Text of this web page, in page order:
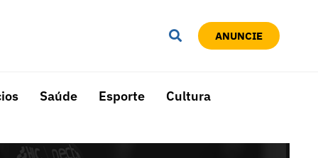
ANUNCIE
Saúde Esporte Cultura